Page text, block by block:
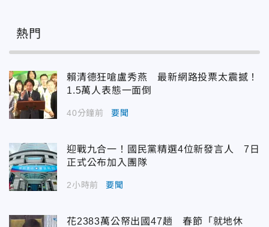
熱門
賴清德狂嗆盧秀燕 最新網路投票太震撼！
1.5萬人表態一面倒
40分鐘前 要聞
迎戰九合一！國民黨精選4位新發言人 7日
正式公布加入團隊
2小時前 要聞
花2383萬公帑出國47趟 春節「就地休